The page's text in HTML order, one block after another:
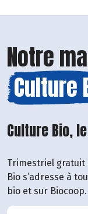
Notre
Culture
Culture Bio,
Trimestriel gratuit
Bio s’adresse à
bio et sur Biocoop.